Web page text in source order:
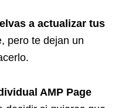
a actualizar tus
pero te dejan un
AMP Page